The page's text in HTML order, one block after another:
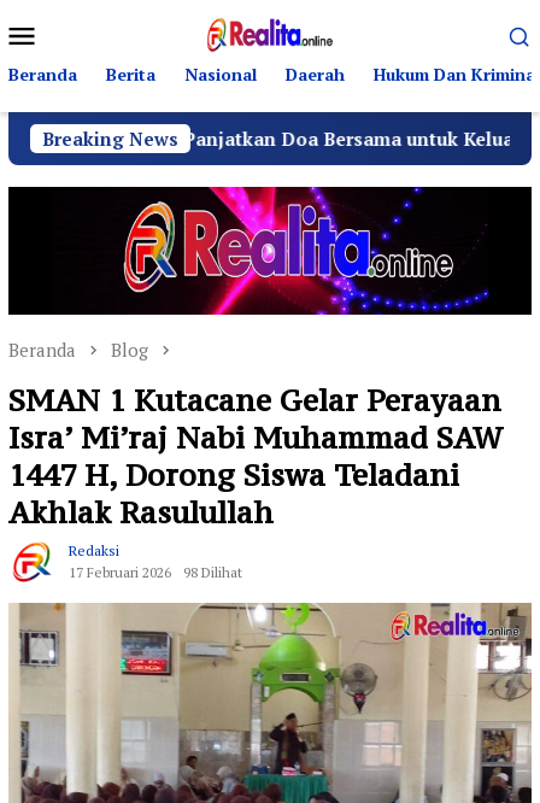
ke
kontenMobile
Beranda Berita Nasional Daerah Hukum Dan Kriminal
Breaking News
Panjatkan Doa Bersama untuk Keluarga dan
Beranda Blog
SMAN 1 Kutacane Gelar Perayaan
Isra’ Mi’raj Nabi Muhammad SAW
1447 H, Dorong Siswa Teladani
Akhlak Rasulullah
Redaksi
17 Februari 2026
98 Dilihat